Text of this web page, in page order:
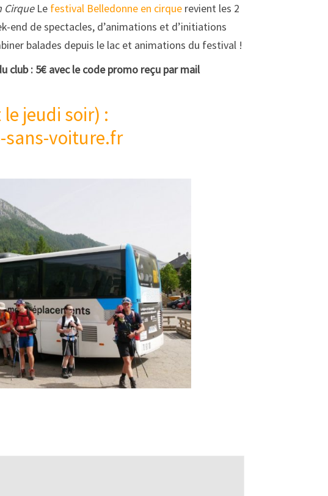
CirqueLe festival Belledonne en cirque revient les 2
end de spectacles, d’animations et d’initiations
balades depuis le lac et animations du festival !
club : 5€ avec le code promo reçu par mail
jeudi soir) :
sans-voiture.fr